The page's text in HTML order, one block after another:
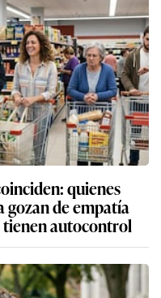
quienes
gozan de empatía
autocontrol